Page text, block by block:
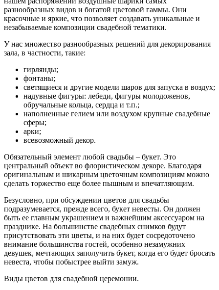
разнообразных видов и богатой цветовой гаммы. Они
красочные и яркие, что позволяет создавать уникальные и
незабываемые композиции свадебной тематики.
У нас множество разнообразных решений для декорирования
зала, в частности, такие:
гирлянды;
фонтаны;
светящиеся и другие модели шаров для запуска в воздух;
надувные фигуры: лебеди, фигуры молодоженов,
обручальные кольца, сердца и т.п.;
наполненные гелием или воздухом крупные свадебные
сферы;
арки;
всевозможный декор.
Обязательный элемент любой свадьбы – букет. Это
центральный объект во флористическом декоре. Благодаря
оригинальным и шикарным цветочным композициям можно
сделать торжество еще более пышным и впечатляющим.
Безусловно, при обсуждении цветов для свадьбы
подразумевается, прежде всего, букет невесты. Он должен
быть ее главным украшением и важнейшим аксессуаром на
празднике. На большинстве свадебных снимков будут
присутствовать эти цветы, и на них будет сосредоточено
внимание большинства гостей, особенно незамужних
девушек, мечтающих заполучить букет, когда его будет бросать
невеста, чтобы побыстрее выйти замуж.
Виды цветов для свадебной церемонии.